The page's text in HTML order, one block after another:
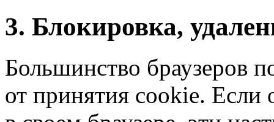
3. Блокировка,
Большинство браузеров
от принятия cookie.